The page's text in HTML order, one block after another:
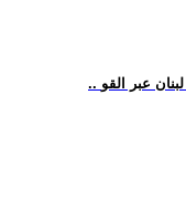
عبر القو